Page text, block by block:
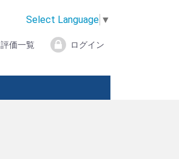
Select Language ▼
評価一覧 ログイン